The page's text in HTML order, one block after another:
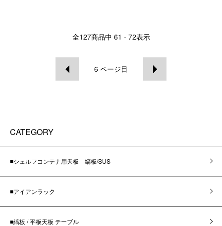
全127商品中 61 - 72表示
6 ページ目
CATEGORY
■シェルフコンテナ用天板 縞板/SUS
■アイアンラック
■縞板 / 平板天板 テーブル